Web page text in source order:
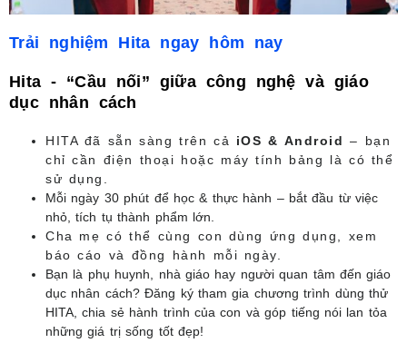
Trải nghiệm Hita ngay hôm nay
Hita - “Cầu nối” giữa công nghệ và giáo
dục nhân cách
HITA đã sẵn sàng trên cả iOS & Android – bạn
chỉ cần điện thoại hoặc máy tính bảng là có thể
sử dụng.
Mỗi ngày 30 phút để học & thực hành – bắt đầu từ việc
nhỏ, tích tụ thành phẩm lớn.
Cha mẹ có thể cùng con dùng ứng dụng, xem
báo cáo và đồng hành mỗi ngày.
Bạn là phụ huynh, nhà giáo hay người quan tâm đến giáo
dục nhân cách? Đăng ký tham gia chương trình dùng thử
HITA, chia sẻ hành trình của con và góp tiếng nói lan tỏa
những giá trị sống tốt đẹp!